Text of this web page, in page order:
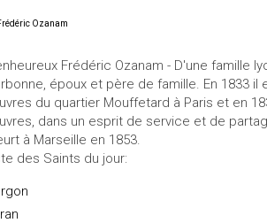
Ozanam
Frédéric Ozanam - D'une famille
époux et père de famille. En 1833
du quartier Mouffetard à Paris et en
dans un esprit de service et de
à Marseille en 1853.
des Saints du jour: